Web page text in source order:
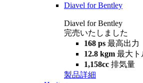
Diavel for Bentley
Diavel for Bentley
完売いたしました
168 ps 最高出力
12.8 kgm 最大ト
1,158cc 排気量
製品詳細